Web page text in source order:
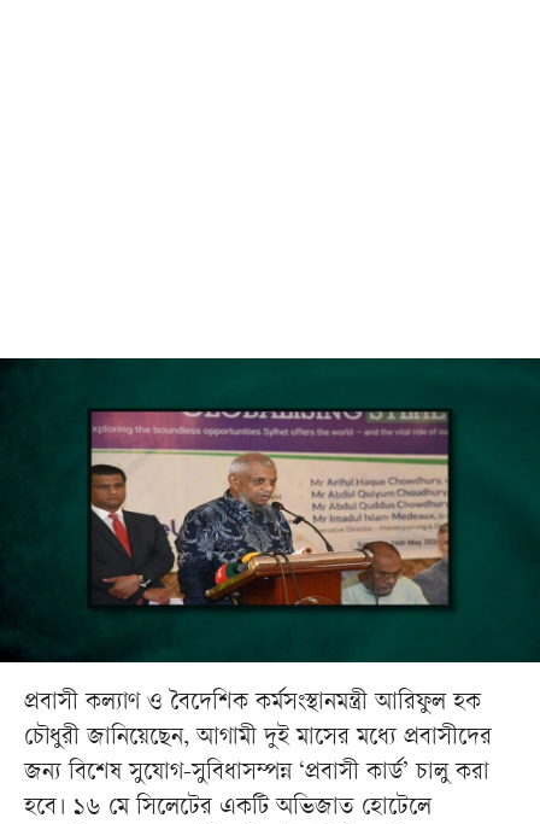
প্রবাসী কল্যাণ ও বৈদেশিক কর্মসংস্থানমন্ত্রী আরিফুল হক
চৌধুরী জানিয়েছেন, আগামী দুই মাসের মধ্যে প্রবাসীদের
জন্য বিশেষ সুযোগ-সুবিধাসম্পন্ন ‘প্রবাসী কার্ড’ চালু করা
হবে। ১৬ মে সিলেটের একটি অভিজাত হোটেলে